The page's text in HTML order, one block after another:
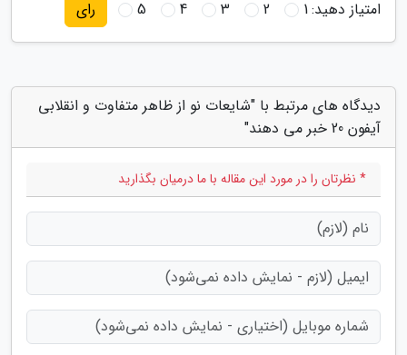
امتیاز دهید:1
2
3
4
5 رای
دیدگاه های مرتبط با "شایعات نو از ظاهر متفاوت و انقلابی
آیفون 20 خبر می دهند"
* نظرتان را در مورد این مقاله با ما درمیان بگذارید